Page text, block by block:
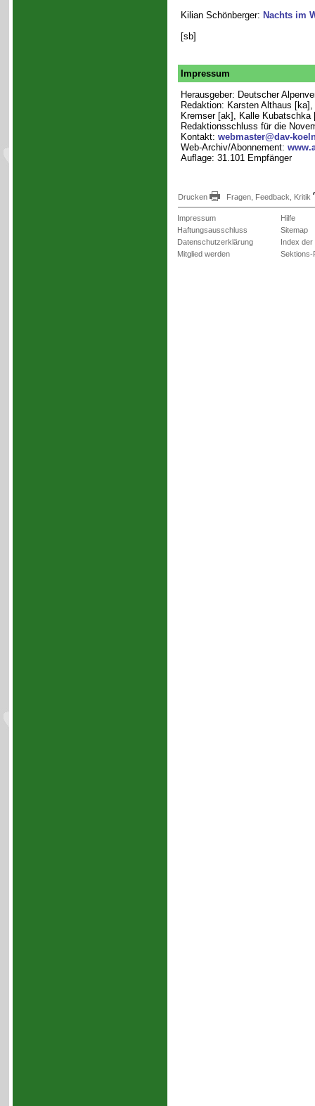
Kilian Schönberger: Nachts im
[sb]
Impressum
Herausgeber: Deutscher
Redaktion: Karsten Althaus
Kremser [ak], Kalle
Redaktionsschluss für die
Kontakt: webmaster@dav-
Web-Archiv/Abonnement:
Auflage: 31.101 Empfänger
Drucken Fragen, Feedback, Kritik
Impressum
Haftungsausschluss
Datenschutzerklärung
Mitglied werden
Hilfe
Sitemap
Index der
Sektions-